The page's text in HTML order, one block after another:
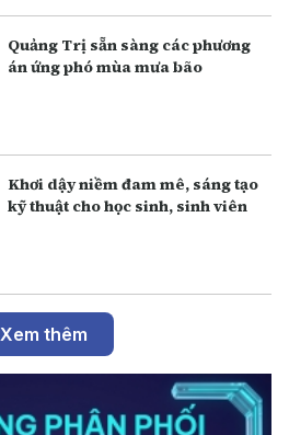
Quảng Trị sẵn sàng các phương
án ứng phó mùa mưa bão
Khơi dậy niềm đam mê, sáng tạo
kỹ thuật cho học sinh, sinh viên
Xem thêm